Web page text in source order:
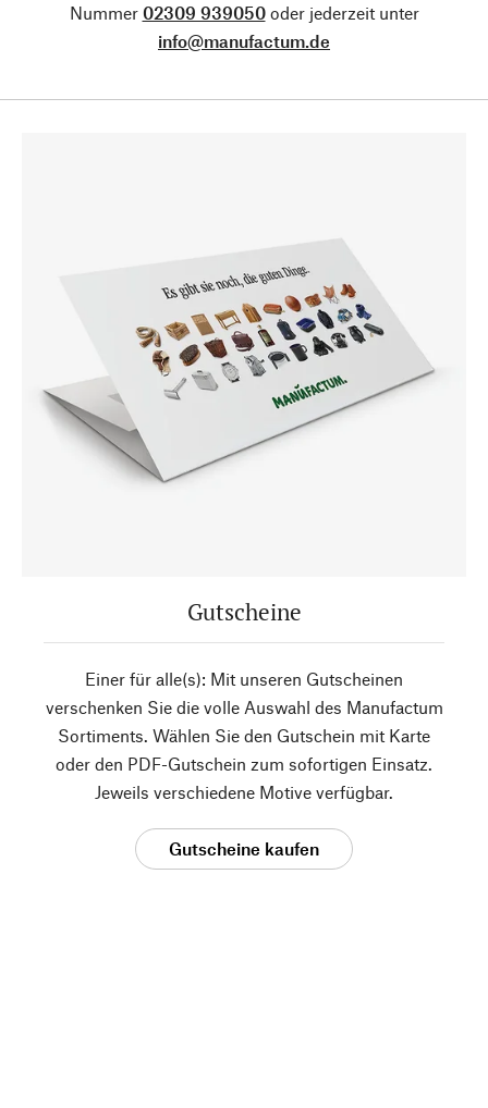
Nummer 02309 939050oder jederzeit unter
info@manufactum.de
Gutscheine
Einer für alle(s): Mit unseren Gutscheinen
verschenken Sie die volle Auswahl des Manufactum
Sortiments. Wählen Sie den Gutschein mit Karte
oder den PDF-Gutschein zum sofortigen Einsatz.
Jeweils verschiedene Motive verfügbar.
Gutscheine kaufen